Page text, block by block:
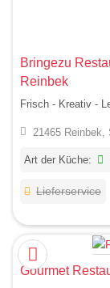
Bringezu
Reinbek
Frisch - Kreativ -
21465 Reinbek,
Art der Küche:
Lieferservice
Gourmet